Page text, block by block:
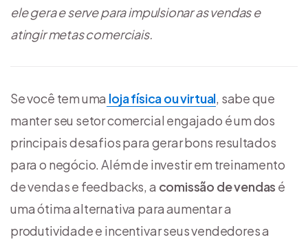
ele gera e serve para impulsionar as vendas e
atingir metas comerciais.
Se você tem uma loja física ou virtual, sabe que
manter seu setor comercial engajado é um dos
principais desafios para gerar bons resultados
para o negócio. Além de investir em treinamento
de vendas e feedbacks, a comissão de vendas é
uma ótima alternativa para aumentar a
produtividade e incentivar seus vendedores a